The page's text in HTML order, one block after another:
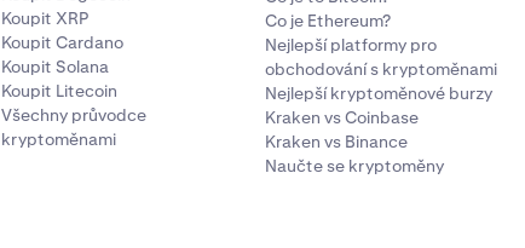
Koupit XRP
Koupit Cardano
Koupit Solana
Koupit Litecoin
Všechny průvodce
kryptoměnami
Co je Ethereum?
Nejlepší platformy pro
obchodování s kryptoměnami
Nejlepší kryptoměnové burzy
Kraken vs Coinbase
Kraken vs Binance
Naučte se kryptoměny